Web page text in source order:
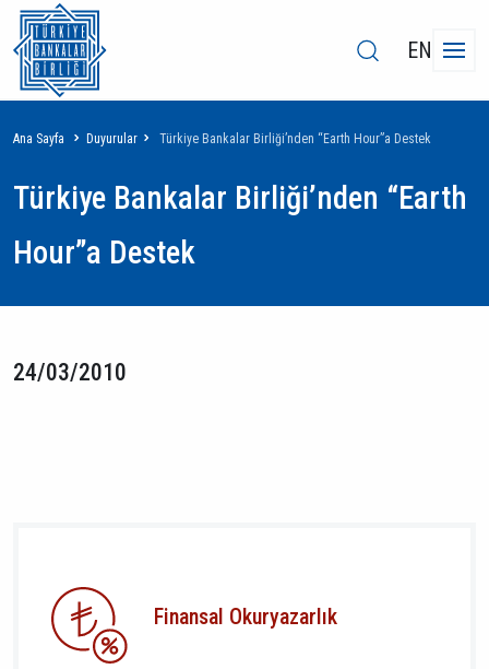
EN
Sayfa
yolu
Ana Sayfa Duyurular Türkiye Bankalar Birliği’nden “Earth Hour”a Destek
Türkiye Bankalar Birliği’nden “Earth
Hour”a Destek
24/03/2010
Finansal Okuryazarlık